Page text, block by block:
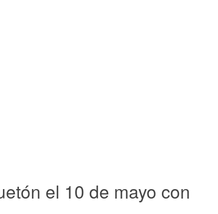
el 10 de mayo con